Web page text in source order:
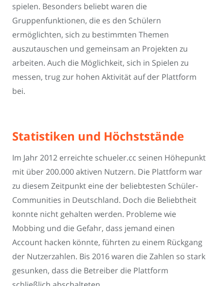
spielen. Besonders beliebt waren die
Gruppenfunktionen, die es den Schülern
ermöglichten, sich zu bestimmten Themen
auszutauschen und gemeinsam an Projekten zu
arbeiten. Auch die Möglichkeit, sich in Spielen zu
messen, trug zur hohen Aktivität auf der Plattform
bei.
Statistiken und Höchststände
Im Jahr 2012 erreichte schueler.cc seinen Höhepunkt
mit über 200.000 aktiven Nutzern. Die Plattform war
zu diesem Zeitpunkt eine der beliebtesten Schüler-
Communities in Deutschland. Doch die Beliebtheit
konnte nicht gehalten werden. Probleme wie
Mobbing und die Gefahr, dass jemand einen
Account hacken könnte, führten zu einem Rückgang
der Nutzerzahlen. Bis 2016 waren die Zahlen so stark
gesunken, dass die Betreiber die Plattform